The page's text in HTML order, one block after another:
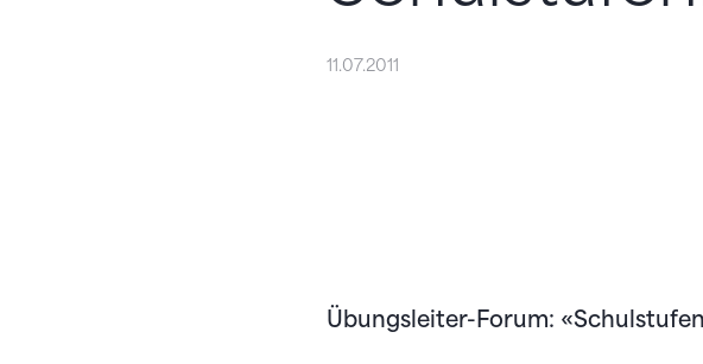
11.07.2011
Übungsleiter-Forum: